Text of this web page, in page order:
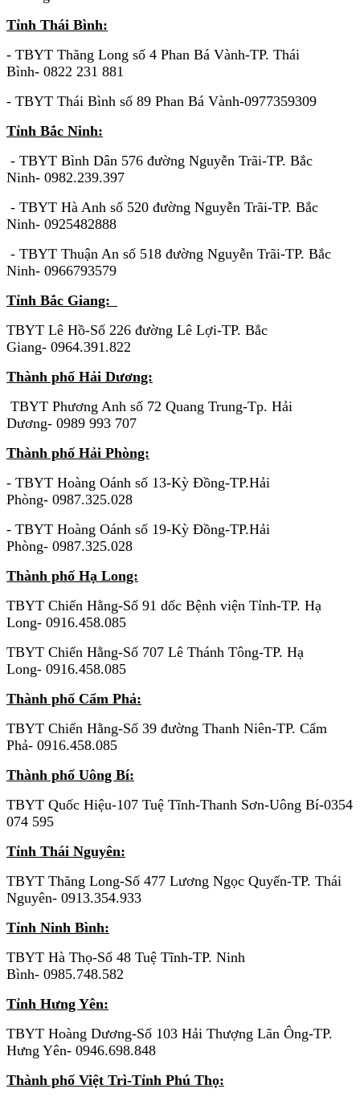
Tỉnh Thái Bình:
- TBYT Thăng Long số 4 Phan Bá Vành-TP. Thái
Bình- 0822 231 881
- TBYT Thái Bình số 89 Phan Bá Vành-0977359309
Tỉnh Bắc Ninh:
- TBYT Bình Dân 576 đường Nguyễn Trãi-TP. Bắc
Ninh- 0982.239.397
- TBYT Hà Anh số 520 đường Nguyễn Trãi-TP. Bắc
Ninh- 0925482888
- TBYT Thuận An số 518 đường Nguyễn Trãi-TP. Bắc
Ninh- 0966793579
Tỉnh Bắc Giang:
TBYT Lê Hồ-Số 226 đường Lê Lợi-TP. Bắc
Giang- 0964.391.822
Thành phố Hải Dương:
TBYT Phương Anh số 72 Quang Trung-Tp. Hải
Dương- 0989 993 707
Thành phố Hải Phòng:
- TBYT Hoàng Oánh số 13-Kỳ Đồng-TP.Hải
Phòng- 0987.325.028
- TBYT Hoàng Oánh số 19-Kỳ Đồng-TP.Hải
Phòng- 0987.325.028
Thành phố Hạ Long:
TBYT Chiến Hằng-Số 91 dốc Bệnh viện Tỉnh-TP. Hạ
Long- 0916.458.085
TBYT Chiến Hằng-Số 707 Lê Thánh Tông-TP. Hạ
Long- 0916.458.085
Thành phố Cẩm Phả:
TBYT Chiến Hằng-Số 39 đường Thanh Niên-TP. Cẩm
Phả- 0916.458.085
Thành phố Uông Bí:
TBYT Quốc Hiệu-107 Tuệ Tĩnh-Thanh Sơn-Uông Bí-0354
074 595
Tỉnh Thái Nguyên:
TBYT Thăng Long-Số 477 Lương Ngọc Quyến-TP. Thái
Nguyên- 0913.354.933
Tỉnh Ninh Bình:
TBYT Hà Thọ-Số 48 Tuệ Tĩnh-TP. Ninh
Bình- 0985.748.582
Tỉnh Hưng Yên:
TBYT Hoàng Dương-Số 103 Hải Thượng Lãn Ông-TP.
Hưng Yên- 0946.698.848
Thành phố Việt Trì-Tỉnh Phú Thọ: